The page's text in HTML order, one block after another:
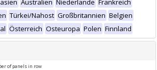
Australien Niederlande Frankreich
Türkei/Nahost Großbritannien Belgien
Österreich Osteuropa Polen Finnland
of panels in row